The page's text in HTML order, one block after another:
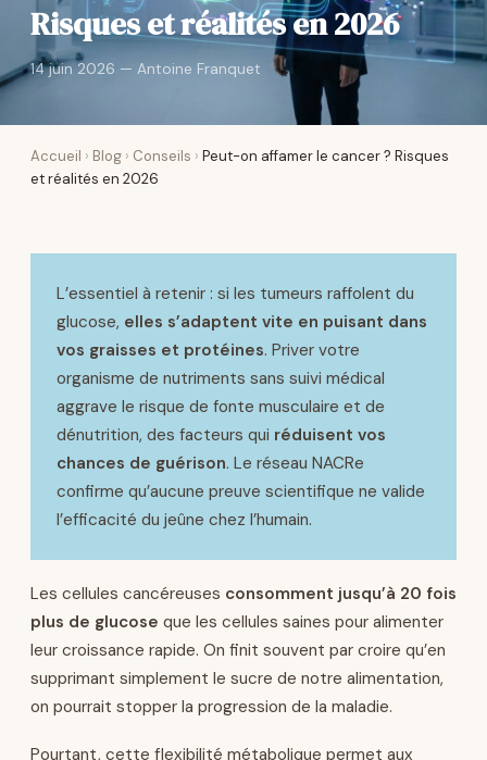
Risques et réalités en 2026
14 juin 2026 — Antoine Franquet
Accueil › Blog › Conseils › Peut-on affamer le cancer ? Risques
et réalités en 2026
L’essentiel à retenir : si les tumeurs raffolent du
glucose, elles s’adaptent vite en puisant dans
vos graisses et protéines. Priver votre
organisme de nutriments sans suivi médical
aggrave le risque de fonte musculaire et de
dénutrition, des facteurs qui réduisent vos
chances de guérison. Le réseau NACRe
confirme qu’aucune preuve scientifique ne valide
l’efficacité du jeûne chez l’humain.
Les cellules cancéreuses consomment jusqu’à 20 fois
plus de glucose que les cellules saines pour alimenter
leur croissance rapide. On finit souvent par croire qu’en
supprimant simplement le sucre de notre alimentation,
on pourrait stopper la progression de la maladie.
Pourtant, cette flexibilité métabolique permet aux